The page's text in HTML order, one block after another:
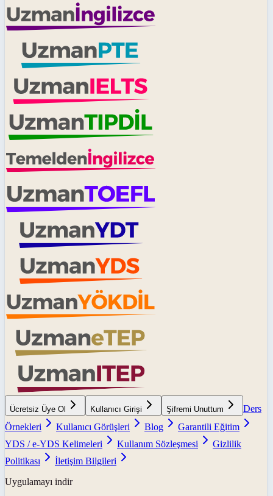
Ücretsiz Üye Ol Kullanıcı Girişi Şifremi Unuttum
Ders
Örnekleri
Kullanıcı Görüşleri Blog
Garantili Eğitim
YDS / e-YDS Kelimeleri
Kullanım Sözleşmesi
Gizlilik
Politikası
İletişim Bilgileri
Uygulamayı indir